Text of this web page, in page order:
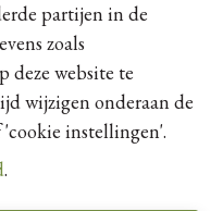
partijen in de
zoals
deze website te
wijzigen onderaan de
instellingen'.
.